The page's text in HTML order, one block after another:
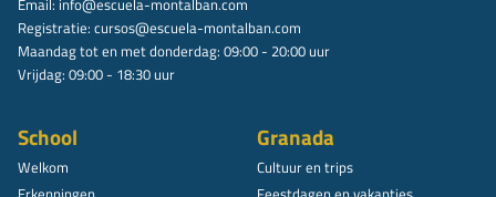
Registratie: cursos@escuela-montalban.com
Maandag tot en met donderdag: 09:00 - 20:00 uur
Vrijdag: 09:00 - 18:30 uur
School
Welkom
Granada
Cultuur en trips